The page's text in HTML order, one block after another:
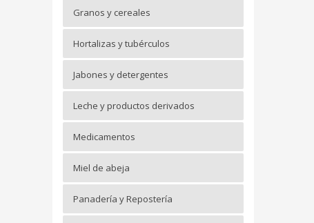
Granos y cereales
Hortalizas y tubérculos
Jabones y detergentes
Leche y productos derivados
Medicamentos
Miel de abeja
Panadería y Repostería